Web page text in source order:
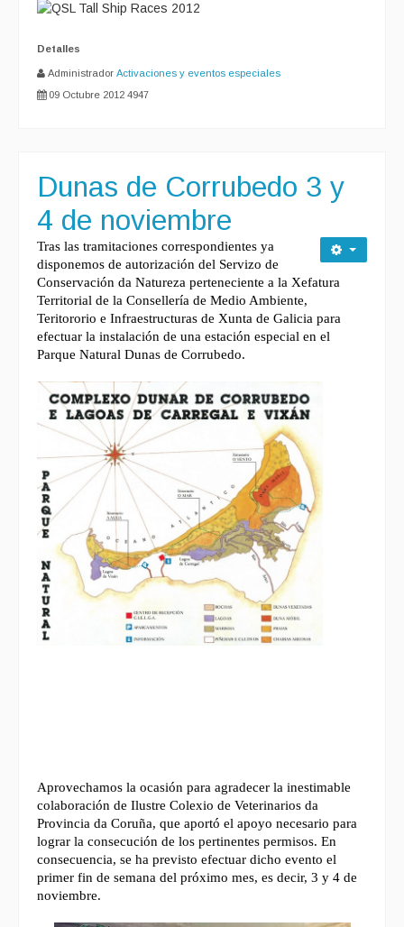
Detalles
Administrador Activaciones y eventos especiales
09 Octubre 2012 4947
Dunas de Corrubedo 3 y
4 de noviembre
Tras las tramitaciones correspondientes ya
disponemos de autorización del Servizo de
Conservación da Natureza perteneciente a la Xefatura
Territorial de la Consellería de Medio Ambiente,
Teritororio e Infraestructuras de Xunta de Galicia para
efectuar la instalación de una estación especial en el
Parque Natural Dunas de Corrubedo.
Aprovechamos la ocasión para agradecer la inestimable
colaboración de Ilustre Colexio de Veterinarios da
Provincia da Coruña, que aportó el apoyo necesario para
lograr la consecución de los pertinentes permisos. En
consecuencia, se ha previsto efectuar dicho evento el
primer fin de semana del próximo mes, es decir, 3 y 4 de
noviembre.